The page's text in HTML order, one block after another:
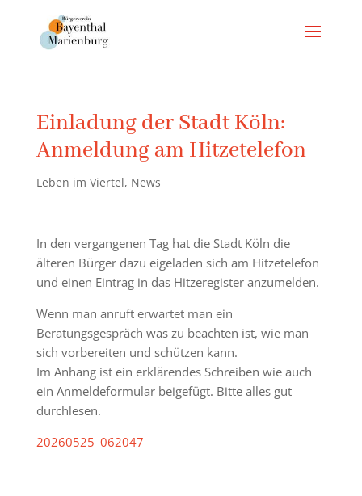
Einladung der Stadt Köln:
Anmeldung am Hitzetelefon
Leben im Viertel, News
In den vergangenen Tag hat die Stadt Köln die
älteren Bürger dazu eigeladen sich am Hitzetelefon
und einen Eintrag in das Hitzeregister anzumelden.
Wenn man anruft erwartet man ein
Beratungsgespräch was zu beachten ist, wie man
sich vorbereiten und schützen kann.
Im Anhang ist ein erklärendes Schreiben wie auch
ein Anmeldeformular beigefügt. Bitte alles gut
durchlesen.
20260525_062047